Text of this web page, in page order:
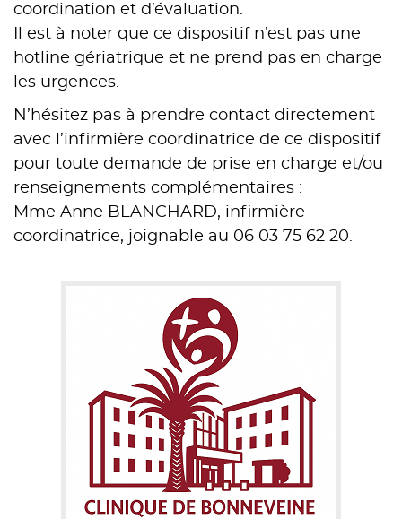
coordination et d’évaluation.
Il est à noter que ce dispositif n’est pas une
hotline gériatrique et ne prend pas en charge
les urgences.
N’hésitez pas à prendre contact directement
avec l’infirmière coordinatrice de ce dispositif
pour toute demande de prise en charge et/ou
renseignements complémentaires :
Mme Anne BLANCHARD, infirmière
coordinatrice, joignable au 06 03 75 62 20.